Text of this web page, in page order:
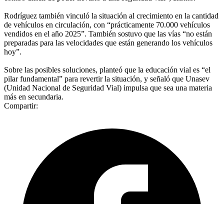
Rodríguez también vinculó la situación al crecimiento en la cantidad
de vehículos en circulación, con “prácticamente 70.000 vehículos
vendidos en el año 2025”. También sostuvo que las vías “no están
preparadas para las velocidades que están generando los vehículos
hoy”.
Sobre las posibles soluciones, planteó que la educación vial es “el
pilar fundamental” para revertir la situación, y señaló que Unasev
(Unidad Nacional de Seguridad Vial) impulsa que sea una materia
más en secundaria.
Compartir: